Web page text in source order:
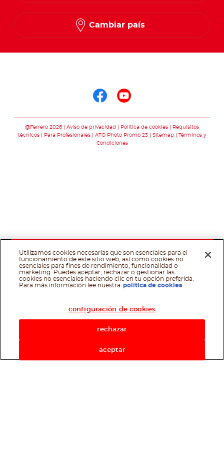
Asistente de recetas
Cambiar país
@Ferrero 2026 Aviso de privacidad Política de cookies
Requisitos
técnicos
Para Profesionales ATO Photo Promo 23 Sitemap
Términos y
Condiciones
Utilizamos cookies necesarias que son esenciales para el
funcionamiento de este sitio web, así como cookies no
esenciales para fines de rendimiento, funcionalidad o
marketing. Puedes aceptar, rechazar o gestionar las
cookies no esenciales haciendo clic en tu opción preferida.
Para más información lee nuestra política de cookies
configuración de cookies
rechazar
aceptar